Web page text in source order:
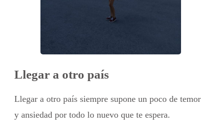
Llegar a otro país
Llegar a otro país siempre supone un poco de temor
y ansiedad por todo lo nuevo que te espera.